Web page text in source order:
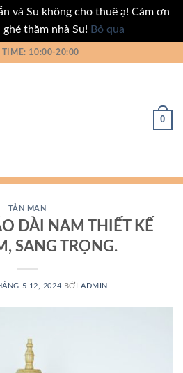
và Su không cho thuê ạ! Cảm ơn
ghé thăm nhà Su! Bỏ qua
TIME: 10:00-20:00
0
TẢN MẠN
DÀI NAM THIẾT KẾ
SANG TRỌNG.
5 12, 2024 BỞI ADMIN